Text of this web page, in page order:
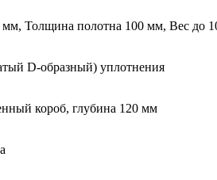
мм, Толщина полотна 100 мм, Вес до
D-образный) уплотнения
короб, глубина 120 мм